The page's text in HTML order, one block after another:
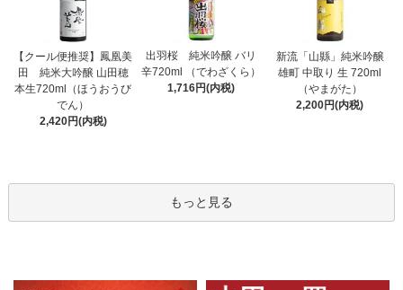
【クール便推奨】鳳凰美
田 純米大吟醸 山田穂
本生720ml（ほうおうび
でん）
2,420円(内税)
出羽桜 純米吟醸 バリ
辛720ml （でわざくら）
1,716円(内税)
新流「山縣」純米吟醸
雄町 中取り 生 720ml
（やまがた）
2,200円(内税)
もっと見る